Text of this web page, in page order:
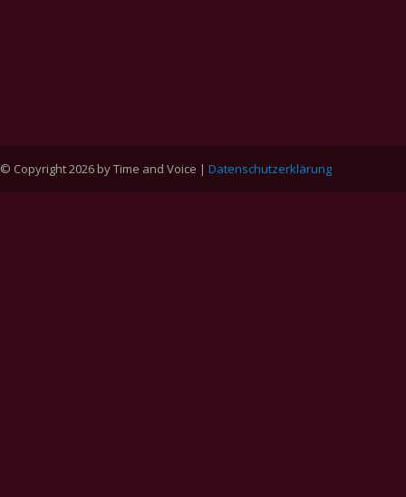
© Copyright 2026 by Time and Voice | Datenschutzerklärung